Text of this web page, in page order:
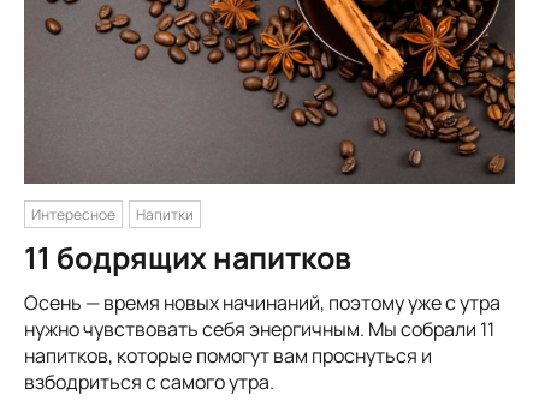
Интересное Напитки
11 бодрящих напитков
Осень — время новых начинаний, поэтому уже с утра
нужно чувствовать себя энергичным. Мы собрали 11
напитков, которые помогут вам проснуться и
взбодриться с самого утра.